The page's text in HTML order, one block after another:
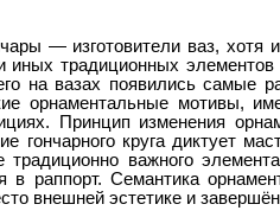
— изготовители ваз,
традиционных элементов
на вазах появились самые
орнаментальные мотивы,
Принцип изменения
гончарного круга диктует
традиционно важного
в раппорт. Семантика
внешней эстетике и